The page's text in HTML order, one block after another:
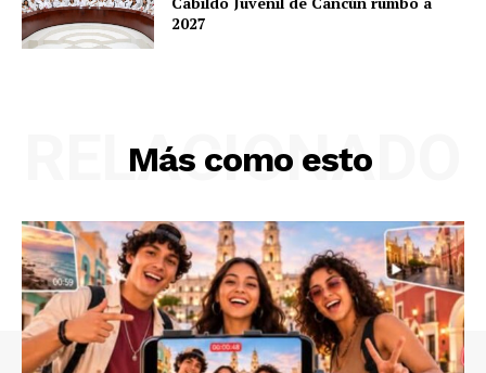
2027
Más como esto
RELACIONADO